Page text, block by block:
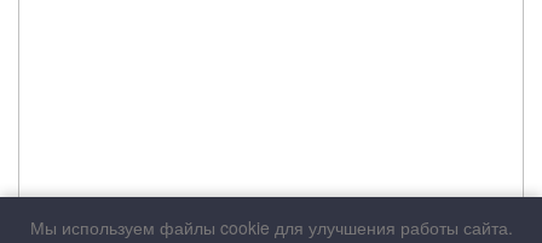
Мы используем файлы cookie для улучшения работы сайта.